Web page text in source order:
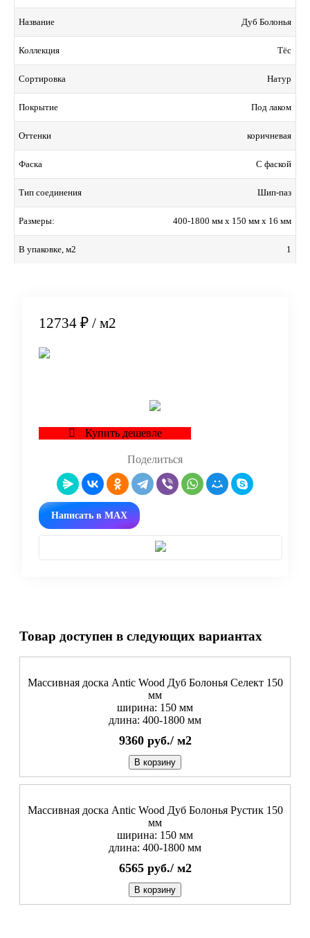
Название Дуб Болонья
Коллекция Тёс
Сортировка Натур
Покрытие Под лаком
Оттенки коричневая
Фаска С фаской
Тип соединения Шип-паз
Размеры: 400-1800 мм x 150 мм x 16 мм
В упаковке, м2 1
12734 ₽ / м2
Купить дешевле
Поделиться
Написать в MAX
Товар доступен в следующих вариантах
Массивная доска Antic Wood Дуб Болонья Селект 150
мм
ширина: 150 мм
длина: 400-1800 мм
9360 руб./ м2
В корзину
Массивная доска Antic Wood Дуб Болонья Рустик 150
мм
ширина: 150 мм
длина: 400-1800 мм
6565 руб./ м2
В корзину